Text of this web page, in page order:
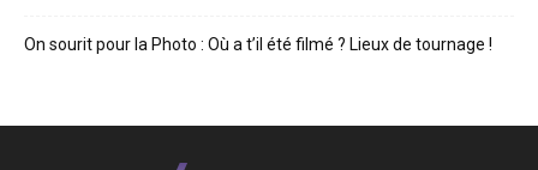
On sourit pour la Photo : Où a t’il été filmé ? Lieux de tournage !